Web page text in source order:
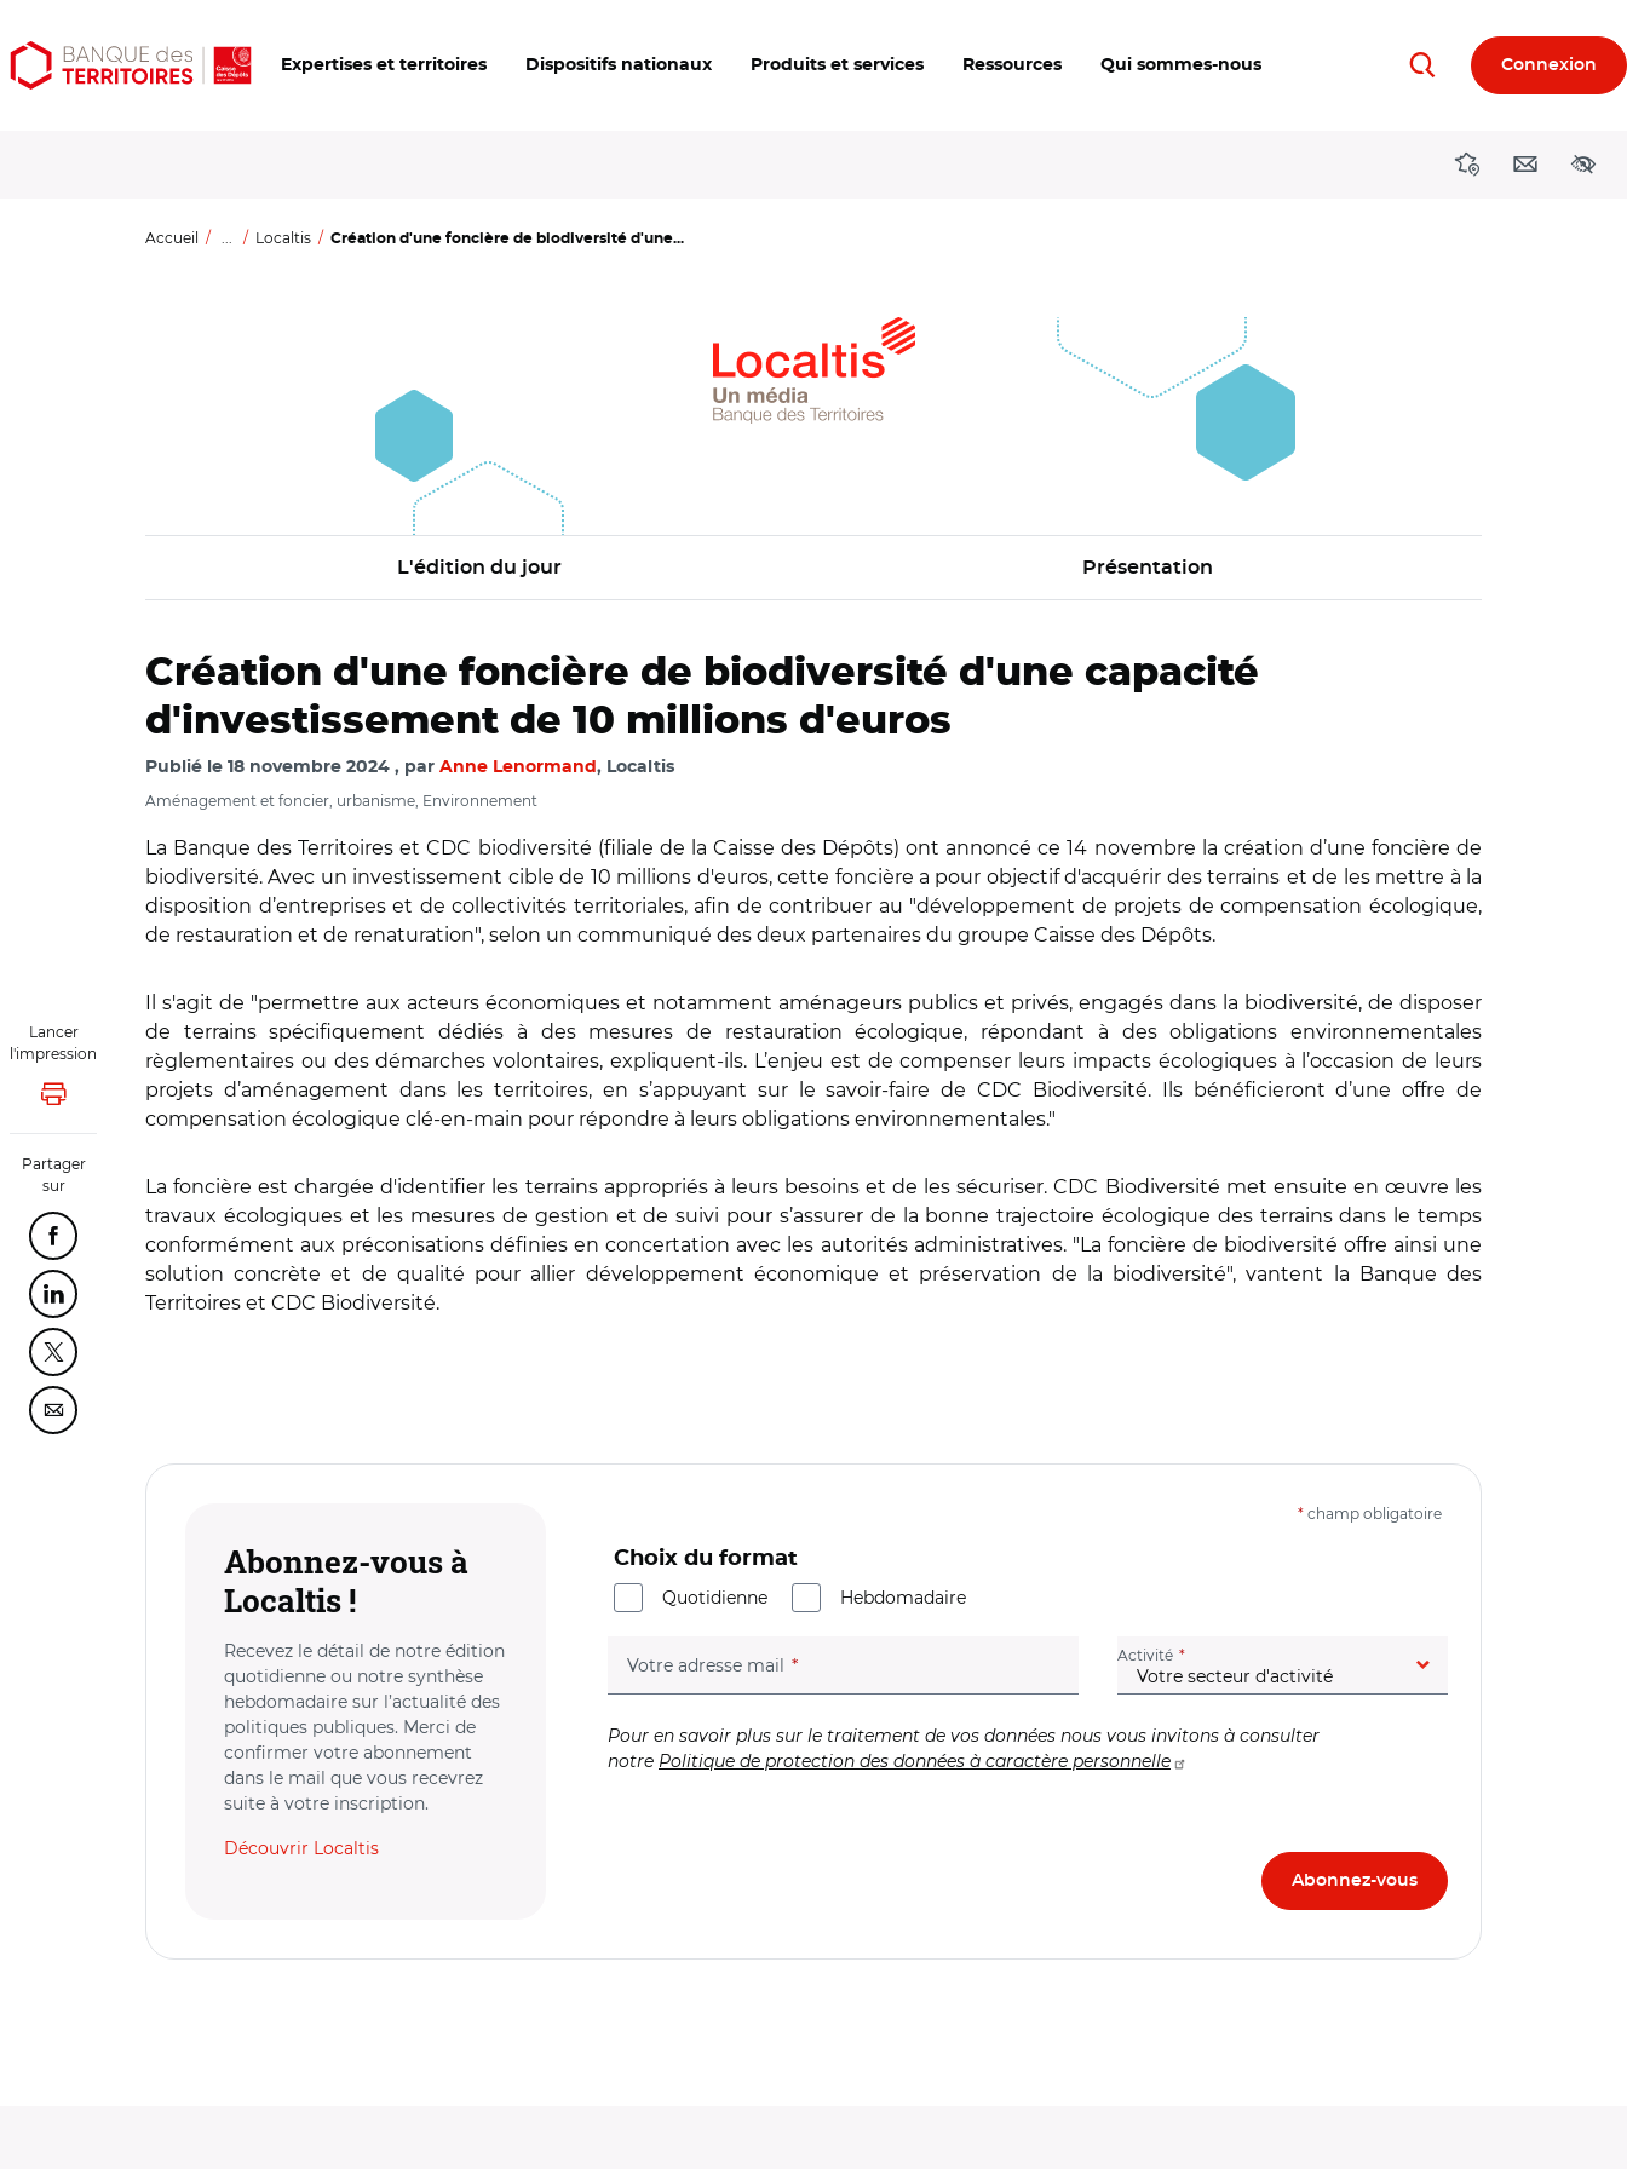
Aller
au
Aller
au
Ouvrir
les
Expertises et territoires Dispositifs nationaux Produits et services Ressources Qui sommes-nous RechercherConnexion
DirectionsContact
Accueil ... Localtis Création d'une foncière de biodiversité d'une...
L'édition du jour Présentation
Lancer
l'impression
Lancer l'impression
Partager
sur
Partager cette page sur Facebook
Partager cette page sur Linkedin
Partager cette page sur Twitter
Partager cette page sur Courriel
Création d'une foncière de biodiversité d'une capacité
d'investissement de 10 millions d'euros
Publié le 18 novembre 2024 par Anne Lenormand , Localtis
Aménagement et foncier, urbanisme, Environnement
La Banque des Territoires et CDC biodiversité (filiale de la Caisse des Dépôts) ont annoncé ce 14 novembre la création d’une foncière de
biodiversité. Avec un investissement cible de 10 millions d'euros, cette foncière a pour objectif d'acquérir des terrains et de les mettre à la
disposition d’entreprises et de collectivités territoriales, afin de contribuer au "développement de projets de compensation écologique,
de restauration et de renaturation", selon un communiqué des deux partenaires du groupe Caisse des Dépôts.
Il s'agit de "permettre aux acteurs économiques et notamment aménageurs publics et privés, engagés dans la biodiversité, de disposer
de terrains spécifiquement dédiés à des mesures de restauration écologique, répondant à des obligations environnementales
règlementaires ou des démarches volontaires, expliquent-ils. L’enjeu est de compenser leurs impacts écologiques à l’occasion de leurs
projets d’aménagement dans les territoires, en s’appuyant sur le savoir-faire de CDC Biodiversité. Ils bénéficieront d’une offre de
compensation écologique clé-en-main pour répondre à leurs obligations environnementales."
La foncière est chargée d'identifier les terrains appropriés à leurs besoins et de les sécuriser. CDC Biodiversité met ensuite en œuvre les
travaux écologiques et les mesures de gestion et de suivi pour s’assurer de la bonne trajectoire écologique des terrains dans le temps
conformément aux préconisations définies en concertation avec les autorités administratives. "La foncière de biodiversité offre ainsi une
solution concrète et de qualité pour allier développement économique et préservation de la biodiversité", vantent la Banque des
Territoires et CDC Biodiversité.
Abonnez-vous à
Localtis !
Recevez le détail de notre édition
quotidienne ou notre synthèse
hebdomadaire sur l’actualité des
politiques publiques. Merci de
confirmer votre abonnement
dans le mail que vous recevrez
suite à votre inscription.
Découvrir Localtis
* champ obligatoire
Choix du format
Quotidienne
Hebdomadaire
Votre adresse mail (champ obligatoire) Activité (champ obligatoire)
Pour en savoir plus sur le traitement de vos données nous vous invitons à consulter
notre Politique de protection des données à caractère personnelle